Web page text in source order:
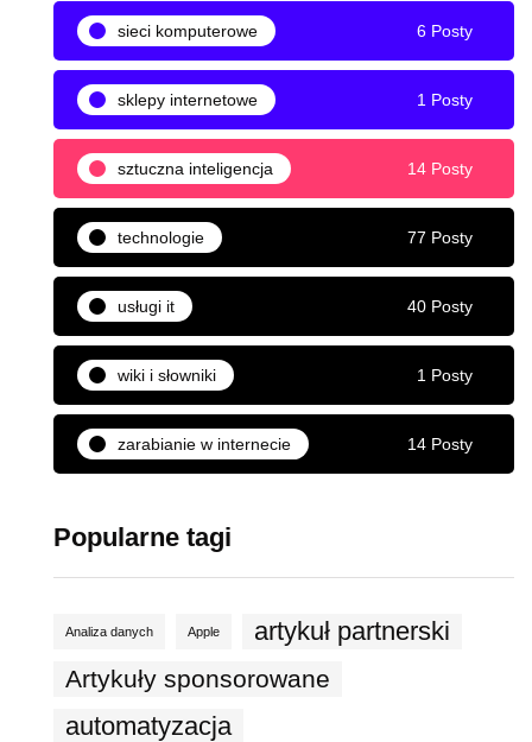
sieci komputerowe 6 Posty
sklepy internetowe 1 Posty
sztuczna inteligencja 14 Posty
technologie 77 Posty
usługi it 40 Posty
wiki i słowniki 1 Posty
zarabianie w internecie 14 Posty
Popularne tagi
Analiza danych Apple artykuł partnerski
Artykuły sponsorowane
automatyzacja